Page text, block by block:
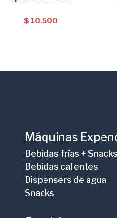
$ 10.500
Máquinas
Bebidas frías + Snacks
Bebidas calientes
Dispensers de agua
Snacks